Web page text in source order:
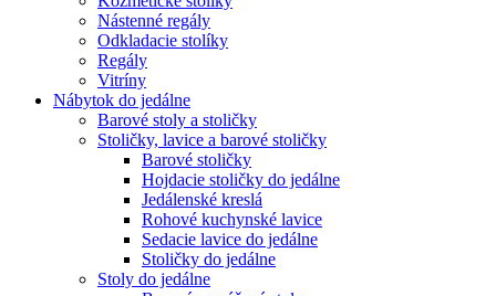
Nástenné regály
Odkladacie stolíky
Regály
Vitríny
Nábytok do jedálne
Barové stoly a stoličky
Stoličky, lavice a barové stoličky
Barové stoličky
Hojdacie stoličky do jedálne
Jedálenské kreslá
Rohové kuchynské lavice
Sedacie lavice do jedálne
Stoličky do jedálne
Stoly do jedálne